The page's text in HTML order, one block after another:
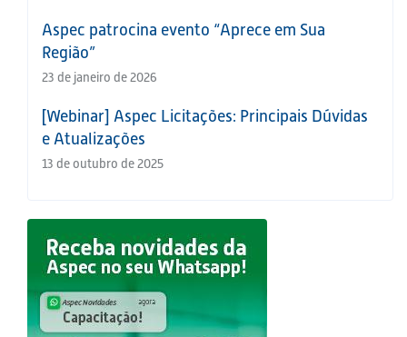
Aspec patrocina evento “Aprece em Sua
Região”
23 de janeiro de 2026
[Webinar] Aspec Licitações: Principais Dúvidas
e Atualizações
13 de outubro de 2025